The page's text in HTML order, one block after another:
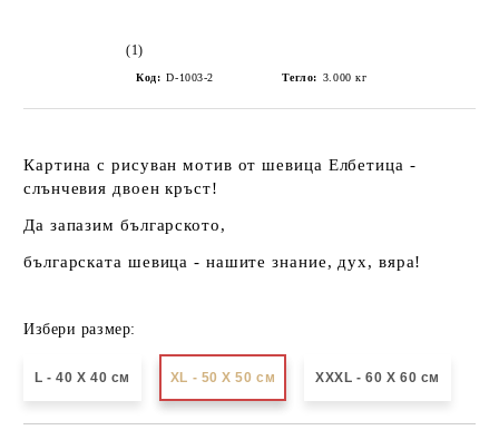
(1)
Код: D-1003-2 Тегло: 3.000 кг
Картина с рисуван мотив отшевица Елбетица -
слънчевия двоен кръст!
Да запазим българското,
българската шевица - нашите знание, дух, вяра!
Избери размер:
L - 40 X 40 см XL - 50 X 50 см XXXL - 60 X 60 см